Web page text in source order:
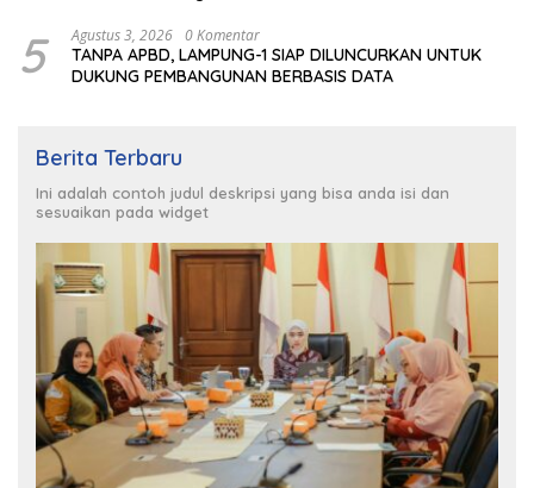
5 Agustus 3, 2026 0 Komentar
TANPA APBD, LAMPUNG-1 SIAP DILUNCURKAN UNTUK
DUKUNG PEMBANGUNAN BERBASIS DATA
Berita Terbaru
Ini adalah contoh judul deskripsi yang bisa anda isi dan
sesuaikan pada widget